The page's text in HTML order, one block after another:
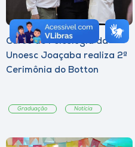
Curso de Psicologia da
Unoesc Joaçaba realiza 2ª
Cerimônia do Botton
Graduação Notícia